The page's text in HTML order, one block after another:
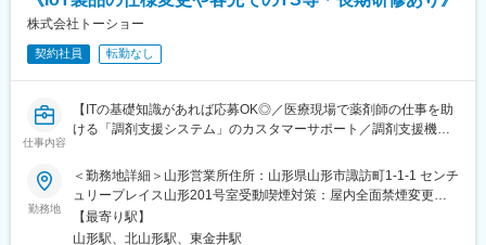
・入社1カ月以降 ： 慣れてきたら独り立ち。既存のお客様をメイ
ンに訪問します。
売者資格を取得していただきます。社内の合格率は90％となって
おり、研修を含めて会社が全面的にサポートします。
変更の範囲：会社の定める業務
※マネジメントなどもお任せする可能性はあり、面接時に相談さ
せていただくこともあります。
■当ポジションの魅力：
・オンコール担当回数は2～4回/月、残業時間は10～15h/月
・移動は主に電動自転車を使用（直行直帰可能）
・チーム制
■教育制度：（未経験でも安心）
入社時2日間のオリエンテーションあり
約3ヶ月のOJTで段階的に独り立ち（入職後、3ヶ月を目安とした
同行訪問を実施）
株式会社トーショー
契約社員 転勤なし
仕事内容
【ITの基礎知識があれば応募OK◎／医療現場で薬剤師の仕事を助
ける「調剤支援システム」のカスタマーサポート／調剤支援機
【はじめに】
当ポジションは自社販売している大型IoT製品や薬剤システムの運
用～保守を担うシステムエンジニア職となっております。未経験
勤務地
＜勤務地詳細＞山形営業所住所：山形県山形市諏訪町1-1-1 センチ
ュリープレイス山形201号室受動喫煙対策：屋内全面禁煙変更の
範囲：会社の定める事業所（リモートワーク含む）
【最寄り駅】
山形駅、北山形駅、東金井駅